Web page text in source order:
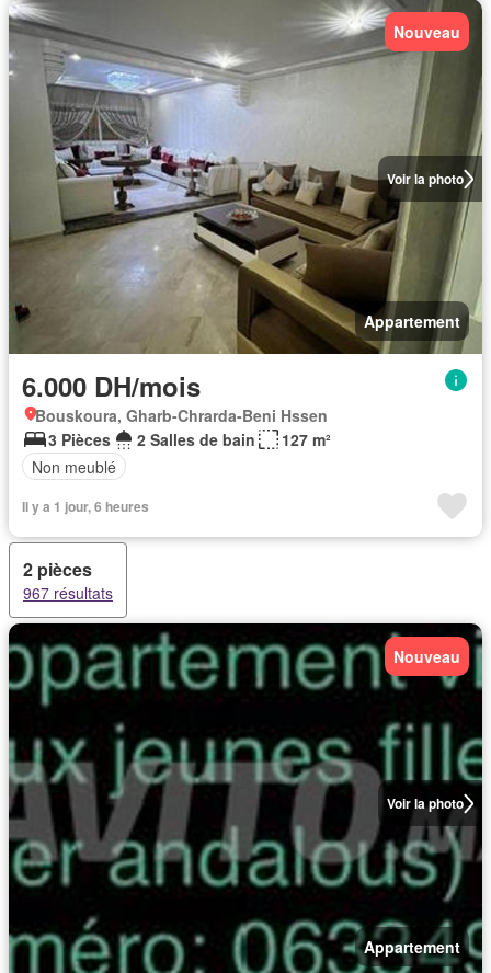
Voir la photo
Nouveau
Appartement
6.000 DH/mois
Bouskoura, Gharb-Chrarda-Beni Hssen
3 Pièces
2 Salles de bain
127 m²
Non meublé
Il y a 1 jour, 6 heures
2 pièces
967 résultats
Voir la photo
Nouveau
Appartement